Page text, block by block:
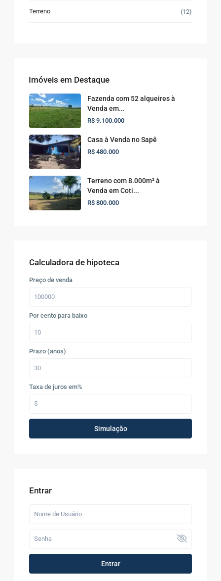
Terreno (12)
Imóveis em Destaque
Fazenda com 52 alqueires à
Venda em...
R$ 9.100.000
Casa à Venda no Sapê
R$ 480.000
Terreno com 8.000m² à
Venda em Coti...
R$ 800.000
Calculadora de hipoteca
Preço de venda
Por cento para baixo
Prazo (anos)
Taxa de juros em%
Simulação
Entrar
Entrar